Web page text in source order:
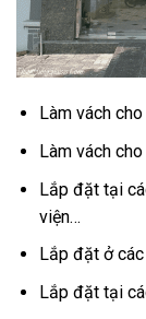
Làm vách
Làm vách
Lắp đặt tại
viện…
Lắp đặt ở
Lắp đặt tại